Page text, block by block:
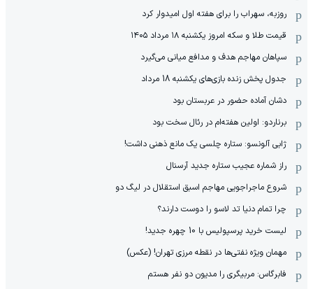
روزبه، سهراب را برای هفته اول امیدوار کرد
قیمت طلا و سکه امروز یکشنبه ۱۸ مرداد ۱۴۰۵
سپاهان مهاجم هدف و مدافع میانی می‌گیرد
جدول پخش زنده بازی‌های یکشنبه 18 مرداد
دشان آماده حضور در عربستان بود
برناردو: اولین هفته‌ام در رئال سخت بود
ژابی آلونسو: ستاره چلسی یک مانع ذهنی داشت!
راز شماره عجیب ستاره جدید آرسنال
شروع ماجراجویی مهاجم اسبق استقلال در لیگ دو
چرا تمام دنیا تد لاسو را دوست دارند؟
لیست خرید پرسپولیس با 10 چهره جدید!
مهمان‌ ویژه نفتی‌ها در نقطه مرزی تهران! (عکس)
فابرگاس: مربیگری را مدیون دو نفر هستم